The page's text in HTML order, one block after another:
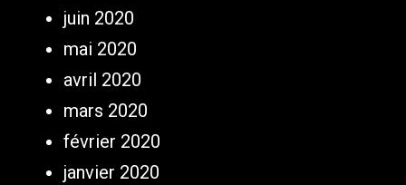
juin 2020
mai 2020
avril 2020
mars 2020
février 2020
janvier 2020